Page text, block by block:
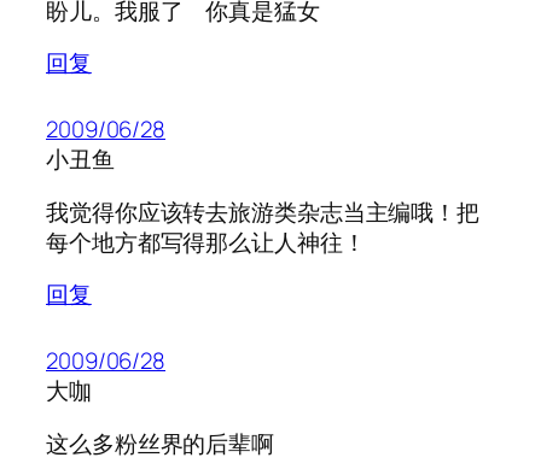
盼儿。我服了 你真是猛女
回复
2009/06/28
小丑鱼
我觉得你应该转去旅游类杂志当主编哦！把
每个地方都写得那么让人神往！
回复
2009/06/28
大咖
这么多粉丝界的后辈啊